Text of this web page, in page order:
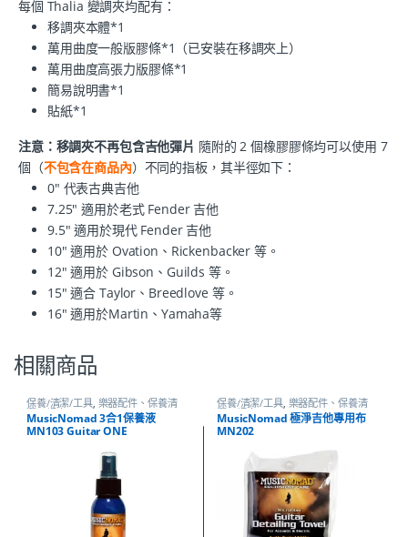
每個 Thalia 變調夾均配有：
移調夾本體*1
萬用曲度一般版膠條*1（已安裝在移調夾上）
萬用曲度高張力版膠條*1
簡易說明書*1
貼紙*1
注意：移調夾不再包含吉他彈片 隨附的 2 個橡膠膠條均可以使用 7
個（不包含在商品內）不同的指板，其半徑如下：
0" 代表古典吉他
7.25" 適用於老式 Fender 吉他
9.5" 適用於現代 Fender 吉他
10" 適用於 Ovation、Rickenbacker 等。
12" 適用於 Gibson、Guilds 等。
15" 適合 Taylor、Breedlove 等。
16" 適用於Martin、Yamaha等
相關商品
保養/清潔/工具, 樂器配件、保養清
潔、調音
MusicNomad 3合1保養液
MN103 Guitar ONE
保養/清潔/工具, 樂器配件、保養清
潔、調音
MusicNomad 極淨吉他專用布
MN202